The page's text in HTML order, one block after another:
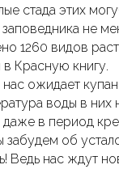
стада этих
не
1260 видов
Красную книгу.
ожидает
воды в них
в период
об
Ведь нас ждут